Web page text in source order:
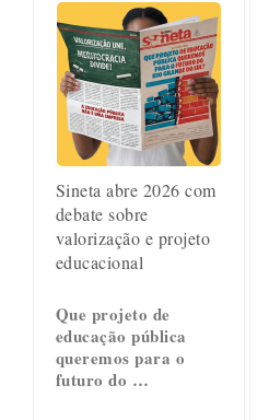
Sineta abre 2026 com
debate sobre
valorização e projeto
educacional
Que projeto de
educação pública
queremos para o
futuro do …